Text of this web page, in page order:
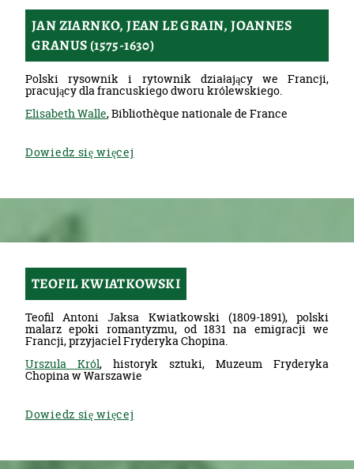
JAN ZIARNKO, JEAN LE GRAIN, JOANNES
GRANUS (1575-1630)
Polski rysownik i rytownik działający we Francji,
pracujący dla francuskiego dworu królewskiego.
Elisabeth Walle, Bibliothèque nationale de France
Dowiedz się więcej
TEOFIL KWIATKOWSKI
Teofil Antoni Jaksa Kwiatkowski (1809-1891), polski
malarz epoki romantyzmu, od 1831 na emigracji we
Francji, przyjaciel Fryderyka Chopina.
Urszula Król, historyk sztuki, Muzeum Fryderyka
Chopina w Warszawie
Dowiedz się więcej